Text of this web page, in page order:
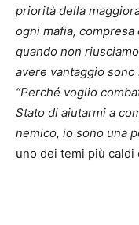
priorità della
ogni mafia,
quando non
avere vantaggio
“Perché voglio
Stato di aiutarmi a
nemico, io sono una
uno dei temi più